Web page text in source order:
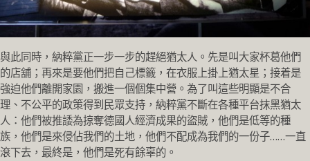
與此同時，納粹黨正一步一步的趕絕猶太人。先是叫大家杯葛他們
的店舖；再來是要他們把自己標籤，在衣服上掛上猶太星；接着是
強迫他們離開家園，搬進一個個集中營。為了叫這些明顯是不合
理、不公平的政策得到民眾支持，納粹黨不斷在各種平台抹黑猶太
人：他們被推諉為掠奪德國人經濟成果的盜賊，他們是低等的種
族，他們是來侵佔我們的土地，他們不配成為我們的一份子……一直
滾下去，最終是，他們是死有餘辜的。